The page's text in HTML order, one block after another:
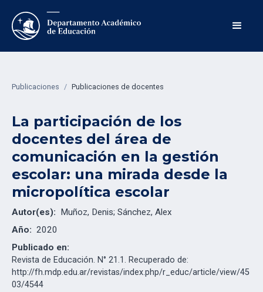
Publicaciones / Publicaciones de docentes
La participación de los
docentes del área de
comunicación en la gestión
escolar: una mirada desde la
micropolítica escolar
Autor(es): Muñoz, Denis; Sánchez, Alex
Año: 2020
Publicado en:
Revista de Educación. N° 21.1. Recuperado de:
http://fh.mdp.edu.ar/revistas/index.php/r_educ/article/view/45
03/4544